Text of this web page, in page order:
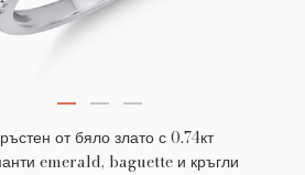
от бяло злато с 0.74кт
emerald, baguette и кръгли